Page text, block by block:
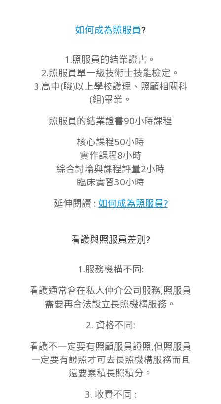
如何成為照服員?
1.照服員的結業證書。
2.照服員單一級技術士技能檢定。
3.高中(職)以上學校護理、照顧相關科
(組)畢業。
照服員的結業證書90小時課程
核心課程50小時
實作課程8小時
綜合討埨與課程評量2小時
臨床實習30小時
延伸閱讀 : 如何成為照服員?
看護與照服員差別?
1.服務機構不同:
看護通常會在私人仲介公司服務,照服員
需要再合法設立長照機構服務。
2. 資格不同:
看護不一定要有照顧服員證照,但照服員
一定要有證照才可去長照機構服務而且
還要累積長照積分。
3. 收費不同 :